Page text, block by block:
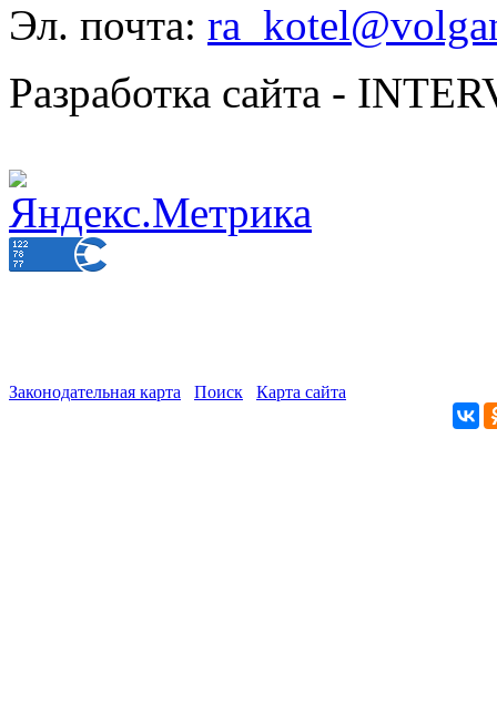
Эл. почта:
Разработка сайта -
Законодательная карта Поиск Карта сайта